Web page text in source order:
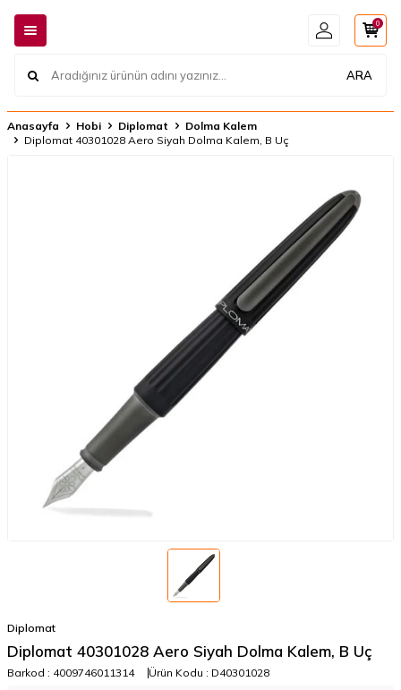
ARA
0
Anasayfa Hobi Diplomat
Dolma Kalem
​​​​​​​​​​​Diplomat 40301028 Aero Siyah Dolma Kalem, B Uç
Diplomat
​​​​​​​​​​​Diplomat 40301028 Aero Siyah Dolma Kalem, B Uç
Barkod : 4009746011314 Ürün Kodu : D40301028